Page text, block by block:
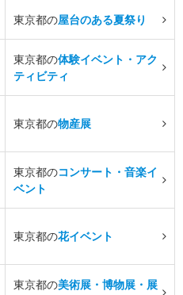
東京都の屋台のある夏祭り
東京都の体験イベント・アク
ティビティ
東京都の物産展
東京都のコンサート・音楽イ
ベント
東京都の花イベント
東京都の美術展・博物展・展